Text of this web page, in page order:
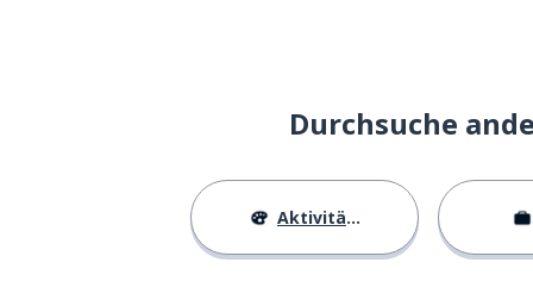
a synonym ein Synonym
Durchsuche
Aktivitäten